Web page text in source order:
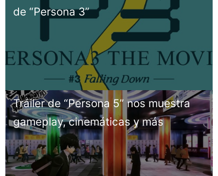
de “Persona 3”
Tráiler de “Persona 5” nos muestra
gameplay, cinemáticas y más